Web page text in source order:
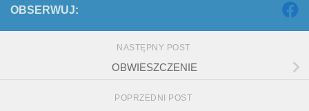
OBSERWUJ:
NASTĘPNY POST
OBWIESZCZENIE
POPRZEDNI POST